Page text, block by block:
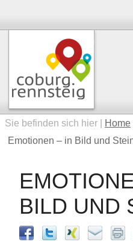
Sie befinden sich hier | Home
Emotionen – in Bild und
BILD UND